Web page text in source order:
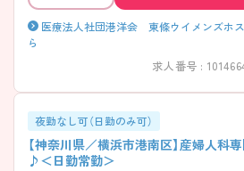
医療法人社団港洋会 東條ウイメンズホ
ら
求人番号 :
夜勤なし可（日勤のみ可）
【神奈川県／横浜市港南区】産婦人科
♪＜日勤常勤＞